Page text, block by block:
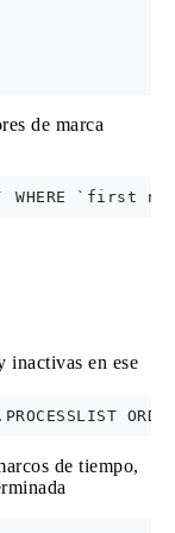
de marca
inactivas en ese
de tiempo,